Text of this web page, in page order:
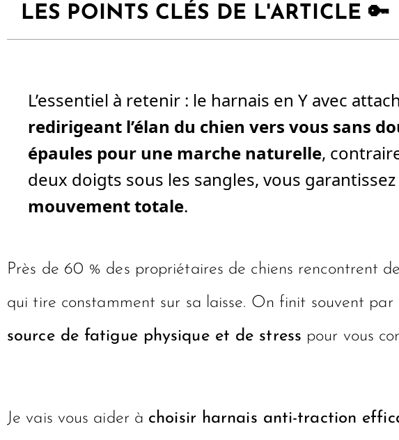
LES POINTS CLÉS DE L'ARTICLE 🔑
L’essentiel à retenir : le harnais en Y avec
redirigeant l’élan du chien vers vous sans
épaules pour une marche naturelle,
deux doigts sous les sangles, vous
mouvement totale.
Près de 60 % des propriétaires de chiens rencontrent
qui tire constamment sur sa laisse. On finit souvent par
source de fatigue physique et de stress pour vous
Je vais vous aider à choisir harnais anti-traction